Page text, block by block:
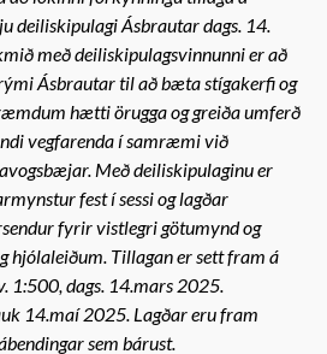
deiliskipulagi Ásbrautar dags. 14.
með deiliskipulagsvinnunni er að
Ásbrautar til að bæta stígakerfi og
hætti örugga og greiða umferð
vegfarenda í samræmi við
Með deiliskipulaginu er
fest í sessi og lagðar
fyrir vistlegri götumynd og
hjólaleiðum. Tillagan er sett fram á
1:500, dags. 14.mars 2025.
14.maí 2025. Lagðar eru fram
sem bárust.